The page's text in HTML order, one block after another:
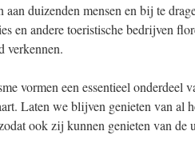
duizenden mensen en bij te
en andere toeristische bedrijven
verkennen.
vormen een essentieel onderdeel
Laten we blijven genieten van al
ook zij kunnen genieten van de